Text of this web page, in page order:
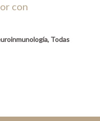
con
, Todas